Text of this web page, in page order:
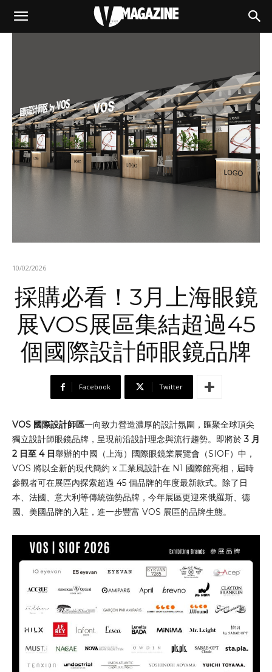
10/02/2026
採購必看！3月上海眼鏡
展VOS展區集結超過45
個國際設計師眼鏡品牌
Facebook Twitter
VOS 國際設計師區一向致力營造濃厚的設計氛圍，匯聚全球頂尖
獨立設計師眼鏡品牌，呈現前沿設計理念與流行趨勢。即將於3 月
2 日至 4 日舉辦的中國（上海）國際眼鏡業展覽會（SIOF）中，
VOS 將以全新的現代簡約 x 工業風設計在 N1 國際館亮相，屆時
參觀者可在展區內探索超過 45 個品牌的年度最新款式。除了日
本、法國、意大利等傳統強勢品牌，今年展區更迎來俄羅斯、德
國、美國品牌的入駐，進一步豐富 VOS 展區的品牌生態。